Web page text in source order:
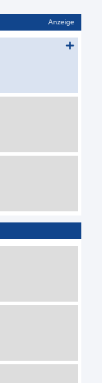
Anzeige